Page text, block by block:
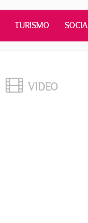
TURISMO
VIDEO